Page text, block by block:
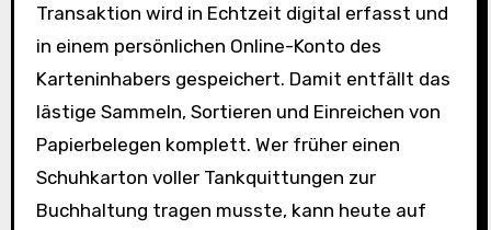
Transaktion wird in Echtzeit digital erfasst und
in einem persönlichen Online-Konto des
Karteninhabers gespeichert. Damit entfällt das
lästige Sammeln, Sortieren und Einreichen von
Papierbelegen komplett. Wer früher einen
Schuhkarton voller Tankquittungen zur
Buchhaltung tragen musste, kann heute auf